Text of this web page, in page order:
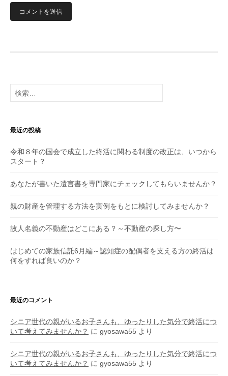
検
索:
最近の投稿
令和８年の国会で成立した終活に関わる制度の改正は、いつから
スタート？
あなたが書いた遺言書を専門家にチェックしてもらいませんか？
親の財産を管理する方法を実例をもとに検討してみませんか？
故人名義の不動産はどこにある？～不動産の探し方〜
はじめての家族信託6月編～認知症の配偶者を支える方の終活は
何をすれば良いのか？
最近のコメント
シニア世代の親がいるお子さんも、ゆったりした気分で終活につ
いて考えてみませんか？ に gyosawa55 より
シニア世代の親がいるお子さんも、ゆったりした気分で終活につ
いて考えてみませんか？ に gyosawa55 より